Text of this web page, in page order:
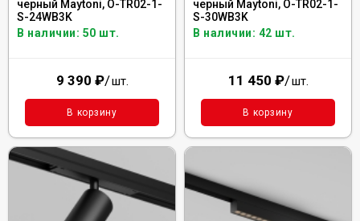
черный Maytoni, O-TR02-1-
S-24WB3K
В наличии: 50 шт.
9 390 ₽/шт.
В корзину
черный Maytoni, O-TR02-1-
S-30WB3K
В наличии: 42 шт.
11 450 ₽/шт.
В корзину